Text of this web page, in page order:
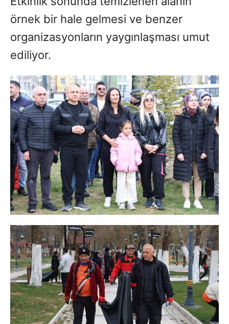
örnek bir hale gelmesi ve benzer
organizasyonların yaygınlaşması umut
ediliyor.